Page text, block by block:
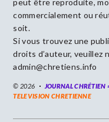
commercialement ou
soit.
Si vous trouvez une
droits d’auteur, veuillez
admin@chretiens.info
© 2026 JOURNAL CHRÉTIEN
TELEVISION CHRETIENNE